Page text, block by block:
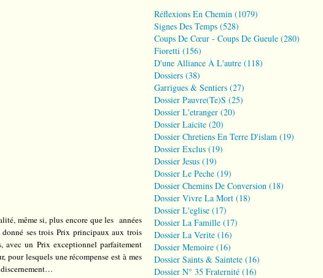
même si, plus encore que les années
ses trois Prix principaux aux trois
un Prix exceptionnel parfaitement
pour lesquels une récompense est à mes
Réflexions En Chemin (1079)
Signes Des Temps (528)
Coups De Cœur - Coups De Gueule (280)
Fioretti (156)
D'une Alliance À L'autre (118)
Dossiers (38)
Garrigues & Sentiers (27)
Dossier Pauvre(te)s (25)
Dossier L'etranger (20)
Dossier Laicite (20)
Dossier Chretiens En Terre D'islam (19)
Dossier Exclus (19)
Dossier Jesus (19)
Dossier Le Peche (19)
Dossier Chemins De Conversion (18)
Dossier Vivre La Mort (18)
Dossier L'eglise (17)
Dossier La Famille (17)
Dossier La Verite (16)
Dossier Memoire (16)
Dossier Saints & Saintete (16)
Dossier N° 35 Fraternité (16)